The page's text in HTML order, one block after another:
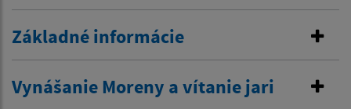
Základné informácie
Vynášanie Moreny a vítanie jari